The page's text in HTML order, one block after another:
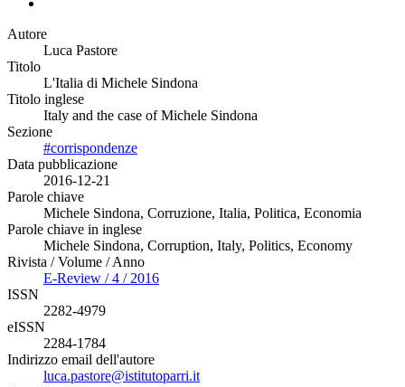
Autore
Luca Pastore
Titolo
L'Italia di Michele Sindona
Titolo inglese
Italy and the case of Michele Sindona
Sezione
#corrispondenze
Data pubblicazione
2016-12-21
Parole chiave
Michele Sindona, Corruzione, Italia, Politica, Economia
Parole chiave in inglese
Michele Sindona, Corruption, Italy, Politics, Economy
Rivista / Volume / Anno
E-Review / 4 / 2016
ISSN
2282-4979
eISSN
2284-1784
Indirizzo email dell'autore
luca.pastore@istitutoparri.it